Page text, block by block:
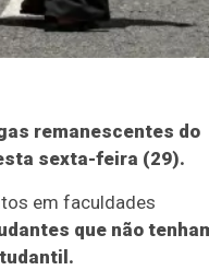
remanescentes do
sexta-feira (29).
em faculdades
que não